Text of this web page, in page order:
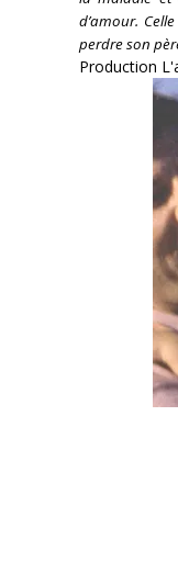
d’amour.
perdre son
Production